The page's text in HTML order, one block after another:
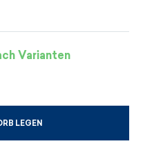
Varianten
LEGEN